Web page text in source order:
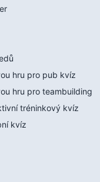
hru pro pub kvíz
hru pro teambuilding
tréninkový kvíz
kvíz